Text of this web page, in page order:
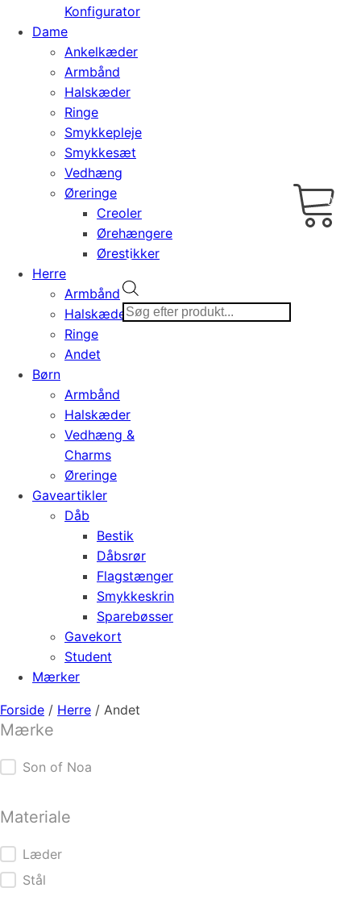
Konfigurator
Dame
Ankelkæder
Armbånd
Halskæder
Ringe
Smykkepleje
Smykkesæt
Vedhæng
Øreringe
Creoler
Ørehængere
Ørestikker
Herre
Armbånd
Halskæder
Ringe
Andet
Børn
Armbånd
Halskæder
Vedhæng &
Charms
Øreringe
Gaveartikler
Dåb
Bestik
Dåbsrør
Flagstænger
Smykkeskrin
Sparebøsser
Gavekort
Student
Mærker
search
0,00
Forside / Herre / Andet
Mærke
Mærke
Son of Noa
Materiale
Materiale
Læder
Stål